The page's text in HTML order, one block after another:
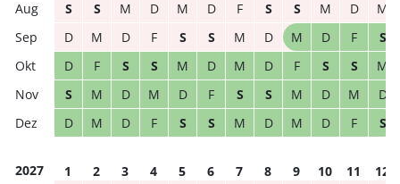
S
S M D M D F S S M D
M
D
M D F S S M D M D F
S
D
F S S M D M D F S S
M
S
M D M D F S S M D M
D
D
M D F S S M D M D F S
2027 1 2 3 4 5 6 7 8 9 10 11
12